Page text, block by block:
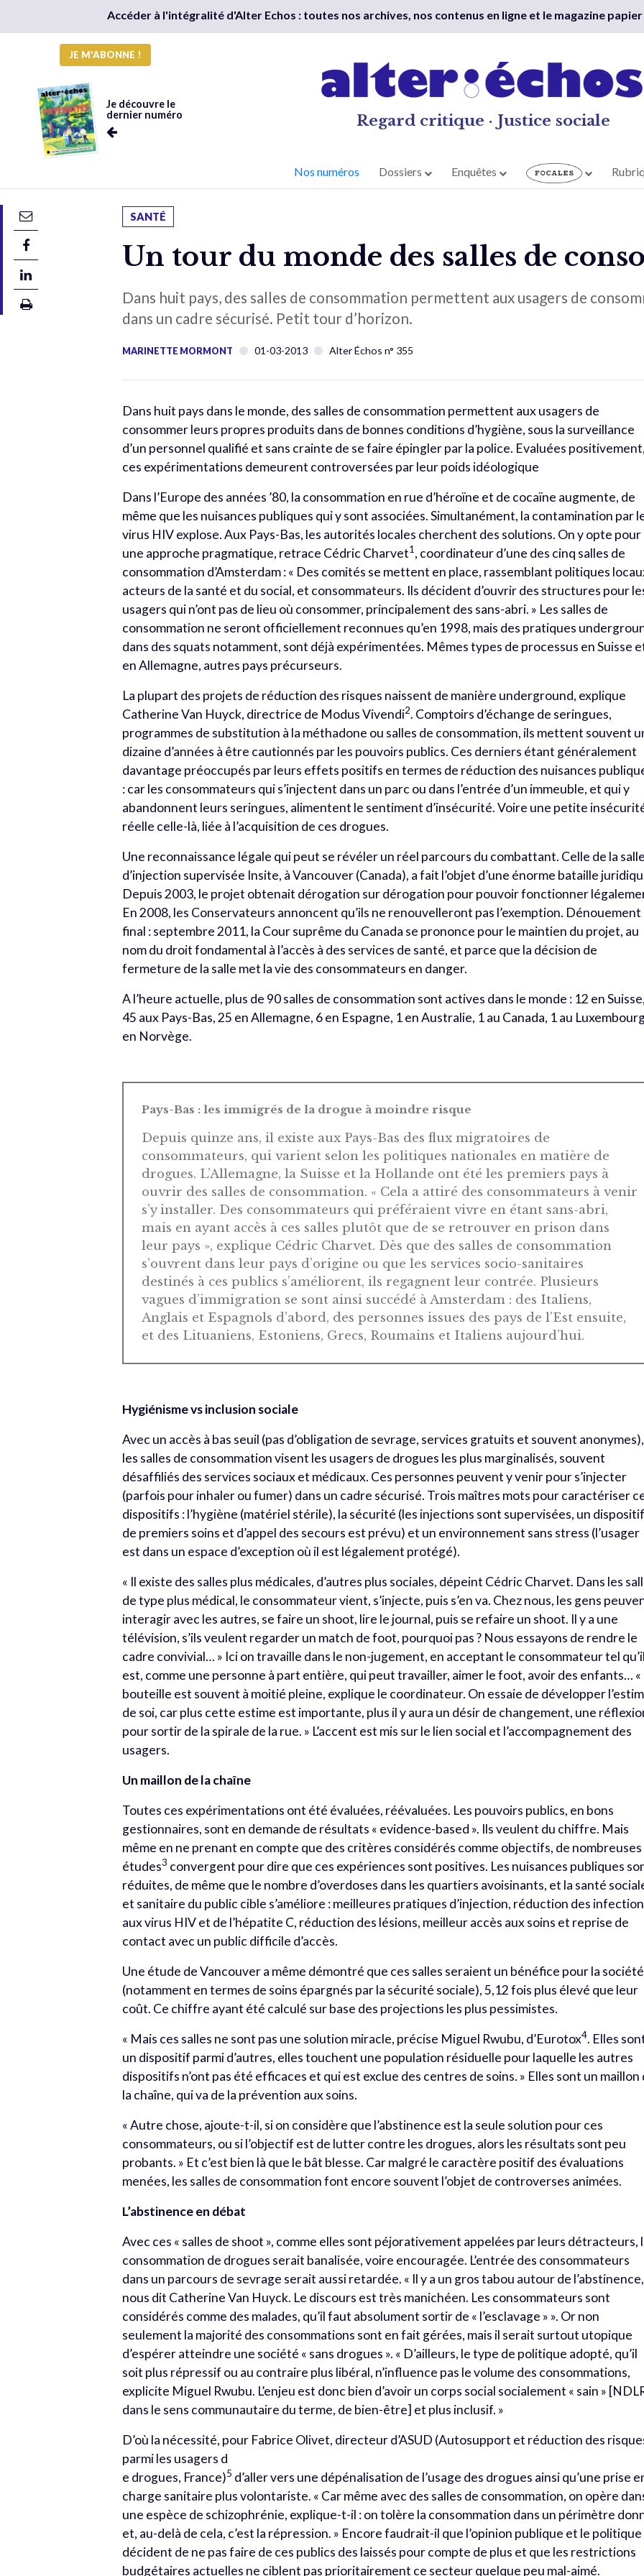
Accéder à l'intégralité d'Alter Echos : toutes nos archives, nos contenus en ligne et le magazine papier
JE M'ABONNE !
Je découvre le
dernier numéro
Regard critique · Justice sociale
Nos numéros Dossiers Enquêtes
SANTÉ
Un tour du monde des salles de
Dans huit pays, des salles de consommation permettent aux usagers de
dans un cadre sécurisé. Petit tour d’horizon.
MARINETTE MORMONT 01-03-2013 Alter Échos n° 355
Dans huit pays dans le monde, des salles de consommation permettent aux usagers de
consommer leurs propres produits dans de bonnes conditions d’hygiène, sous la surveillance
d’un personnel qualifié et sans crainte de se faire épingler par la police. Evaluées positivement,
ces expérimentations demeurent controversées par leur poids idéologique
Dans l’Europe des années ’80, la consommation en rue d’héroïne et de cocaïne augmente, de
même que les nuisances publiques qui y sont associées. Simultanément, la contamination par
virus HIV explose. Aux Pays-Bas, les autorités locales cherchent des solutions. On y opte pour
une approche pragmatique, retrace Cédric Charvet1, coordinateur d’une des cinq salles de
consommation d’Amsterdam : « Des comités se mettent en place, rassemblant politiques
acteurs de la santé et du social, et consommateurs. Ils décident d’ouvrir des structures pour
usagers qui n’ont pas de lieu où consommer, principalement des sans-abri. » Les salles de
consommation ne seront officiellement reconnues qu’en 1998, mais des pratiques
dans des squats notamment, sont déjà expérimentées. Mêmes types de processus en Suisse
en Allemagne, autres pays précurseurs.
La plupart des projets de réduction des risques naissent de manière underground, explique
Catherine Van Huyck, directrice de Modus Vivendi2. Comptoirs d’échange de seringues,
programmes de substitution à la méthadone ou salles de consommation, ils mettent souvent
dizaine d’années à être cautionnés par les pouvoirs publics. Ces derniers étant généralement
davantage préoccupés par leurs effets positifs en termes de réduction des nuisances
: car les consommateurs qui s’injectent dans un parc ou dans l’entrée d’un immeuble, et qui y
abandonnent leurs seringues, alimentent le sentiment d’insécurité. Voire une petite
réelle celle-là, liée à l’acquisition de ces drogues.
Une reconnaissance légale qui peut se révéler un réel parcours du combattant. Celle de la salle
d’injection supervisée Insite, à Vancouver (Canada), a fait l’objet d’une énorme bataille
Depuis 2003, le projet obtenait dérogation sur dérogation pour pouvoir fonctionner
En 2008, les Conservateurs annoncent qu’ils ne renouvelleront pas l’exemption. Dénouement
final : septembre 2011, la Cour suprême du Canada se prononce pour le maintien du projet, au
nom du droit fondamental à l’accès à des services de santé, et parce que la décision de
fermeture de la salle met la vie des consommateurs en danger.
A l’heure actuelle, plus de 90 salles de consommation sont actives dans le monde : 12 en Suisse,
45 aux Pays-Bas, 25 en Allemagne, 6 en Espagne, 1 en Australie, 1 au Canada, 1 au
en Norvège.
Pays-Bas : les immigrés de la drogue à moindre risque
Depuis quinze ans, il existe aux Pays-Bas des flux migratoires de
consommateurs, qui varient selon les politiques nationales en matière de
drogues. L’Allemagne, la Suisse et la Hollande ont été les premiers pays à
ouvrir des salles de consommation. « Cela a attiré des consommateurs à venir
s’y installer. Des consommateurs qui préféraient vivre en étant sans-abri,
mais en ayant accès à ces salles plutôt que de se retrouver en prison dans
leur pays », explique Cédric Charvet. Dès que des salles de consommation
s’ouvrent dans leur pays d’origine ou que les services socio-sanitaires
destinés à ces publics s’améliorent, ils regagnent leur contrée. Plusieurs
vagues d’immigration se sont ainsi succédé à Amsterdam : des Italiens,
Anglais et Espagnols d’abord, des personnes issues des pays de l’Est ensuite,
et des Lituaniens, Estoniens, Grecs, Roumains et Italiens aujourd’hui.
Hygiénisme vs inclusion sociale
Avec un accès à bas seuil (pas d’obligation de sevrage, services gratuits et souvent anonymes),
les salles de consommation visent les usagers de drogues les plus marginalisés, souvent
désaffiliés des services sociaux et médicaux. Ces personnes peuvent y venir pour s’injecter
(parfois pour inhaler ou fumer) dans un cadre sécurisé. Trois maîtres mots pour caractériser
dispositifs : l’hygiène (matériel stérile), la sécurité (les injections sont supervisées, un dispositif
de premiers soins et d’appel des secours est prévu) et un environnement sans stress (l’usager
est dans un espace d’exception où il est légalement protégé).
« Il existe des salles plus médicales, d’autres plus sociales, dépeint Cédric Charvet. Dans les
de type plus médical, le consommateur vient, s’injecte, puis s’en va. Chez nous, les gens
interagir avec les autres, se faire un shoot, lire le journal, puis se refaire un shoot. Il y a une
télévision, s’ils veulent regarder un match de foot, pourquoi pas ? Nous essayons de rendre le
cadre convivial… » Ici on travaille dans le non-jugement, en acceptant le consommateur tel qu’il
est, comme une personne à part entière, qui peut travailler, aimer le foot, avoir des enfants… «
bouteille est souvent à moitié pleine, explique le coordinateur. On essaie de développer
de soi, car plus cette estime est importante, plus il y aura un désir de changement, une
pour sortir de la spirale de la rue. » L’accent est mis sur le lien social et l’accompagnement des
usagers.
Un maillon de la chaîne
Toutes ces expérimentations ont été évaluées, réévaluées. Les pouvoirs publics, en bons
gestionnaires, sont en demande de résultats « evidence-based ». Ils veulent du chiffre. Mais
même en ne prenant en compte que des critères considérés comme objectifs, de nombreuses
études3 convergent pour dire que ces expériences sont positives. Les nuisances publiques
réduites, de même que le nombre d’overdoses dans les quartiers avoisinants, et la santé
et sanitaire du public cible s’améliore : meilleures pratiques d’injection, réduction des
aux virus HIV et de l’hépatite C, réduction des lésions, meilleur accès aux soins et reprise de
contact avec un public difficile d’accès.
Une étude de Vancouver a même démontré que ces salles seraient un bénéfice pour la société
(notamment en termes de soins épargnés par la sécurité sociale), 5,12 fois plus élevé que leur
coût. Ce chiffre ayant été calculé sur base des projections les plus pessimistes.
« Mais ces salles ne sont pas une solution miracle, précise Miguel Rwubu, d’Eurotox4. Elles
un dispositif parmi d’autres, elles touchent une population résiduelle pour laquelle les autres
dispositifs n’ont pas été efficaces et qui est exclue des centres de soins. » Elles sont un maillon
la chaîne, qui va de la prévention aux soins.
« Autre chose, ajoute-t-il, si on considère que l’abstinence est la seule solution pour ces
consommateurs, ou si l’objectif est de lutter contre les drogues, alors les résultats sont peu
probants. » Et c’est bien là que le bât blesse. Car malgré le caractère positif des évaluations
menées, les salles de consommation font encore souvent l’objet de controverses animées.
L’abstinence en débat
Avec ces « salles de shoot », comme elles sont péjorativement appelées par leurs détracteurs,
consommation de drogues serait banalisée, voire encouragée. L’entrée des consommateurs
dans un parcours de sevrage serait aussi retardée. « Il y a un gros tabou autour de l’abstinence,
nous dit Catherine Van Huyck. Le discours est très manichéen. Les consommateurs sont
considérés comme des malades, qu’il faut absolument sortir de « l’esclavage » ». Or non
seulement la majorité des consommations sont en fait gérées, mais il serait surtout utopique
d’espérer atteindre une société « sans drogues ». « D’ailleurs, le type de politique adopté, qu’il
soit plus répressif ou au contraire plus libéral, n’influence pas le volume des consommations,
explicite Miguel Rwubu. L’enjeu est donc bien d’avoir un corps social socialement « sain »
dans le sens communautaire du terme, de bien-être] et plus inclusif. »
D’où la nécessité, pour Fabrice Olivet, directeur d’ASUD (Autosupport et réduction des
parmi les usagers d
e drogues, France)5 d’aller vers une dépénalisation de l’usage des drogues ainsi qu’une prise
charge sanitaire plus volontariste. « Car même avec des salles de consommation, on opère
une espèce de schizophrénie, explique-t-il : on tolère la consommation dans un périmètre
et, au-delà de cela, c’est la répression. » Encore faudrait-il que l’opinion publique et le politique
décident de ne pas faire de ces publics des laissés pour compte de plus et que les restrictions
budgétaires actuelles ne ciblent pas prioritairement ce secteur quelque peu mal-aimé.